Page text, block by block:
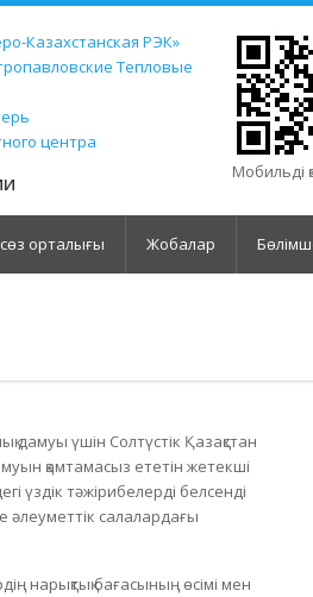
Казахстанская РЭК»
Тепловые
центра
Мобильді
орталығы Жобалар
дамуы үшін Солтүстік Қазақстан
қамтамасыз ететін жетекші
үздік тәжірибелерді белсенді
әлеуметтік салалардағы
нарықтық бағасының өсімі мен